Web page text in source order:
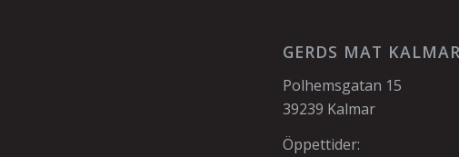
GERDS MAT KALMAR
Polhemsgatan 15
39239 Kalmar
Öppettider: